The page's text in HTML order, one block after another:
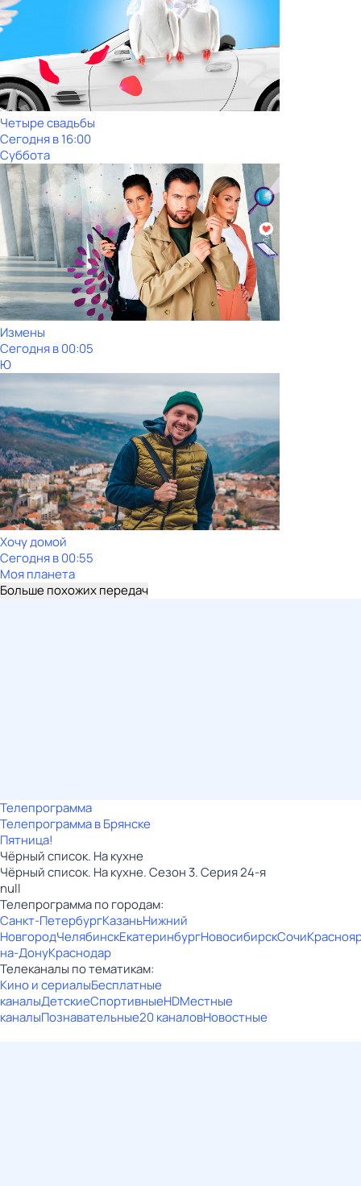
Четыре свадьбы
Сегодня в 16:00
Суббота
Измены
Сегодня в 00:05
Ю
Хочу домой
Сегодня в 00:55
Моя планета
Больше похожих передач
Телепрограмма
Телепрограмма в Брянске
Пятница!
Чёрный список. На кухне
Чёрный список. На кухне. Сезон 3. Серия 24-я
null
Телепрограмма по городам:
Санкт-ПетербургКазаньНижний
НовгородЧелябинскЕкатеринбургНовосибирскСочи
на-ДонуКраснодар
Телеканалы по тематикам:
Кино и сериалыБесплатные
каналыДетскиеСпортивныеHDМестные
каналыПознавательные20 каналовНовостные